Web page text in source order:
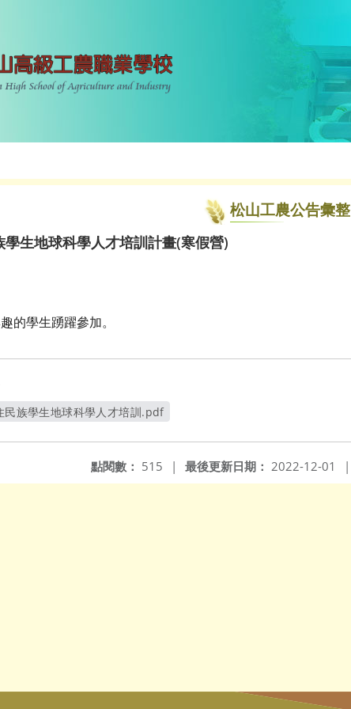
松山工農公告彙整
學生地球科學人才培訓計畫(寒假營)
的學生踴躍參加。
民族學生地球科學人才培訓.pdf
最後更新日期： 2022-12-01 |
點閱數： 515 |